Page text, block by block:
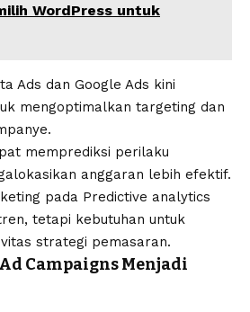
WordPress untuk
Ads dan Google Ads kini
mengoptimalkan targeting dan
memprediksi perilaku
anggaran lebih efektif.
pada Predictive analytics
tetapi kebutuhan untuk
strategi pemasaran.
Campaigns Menjadi